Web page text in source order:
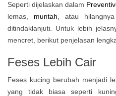
Seperti dijelaskan dalam
lemas, muntah, atau
ditindaklanjuti. Untuk lebih
mencret, berikut penjelasan
Feses Lebih Cair
Feses kucing berubah menjadi
yang tidak biasa seperti